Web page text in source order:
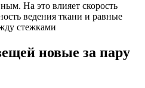
На это влияет скорость
ведения ткани и равные
стежками
новые за пару